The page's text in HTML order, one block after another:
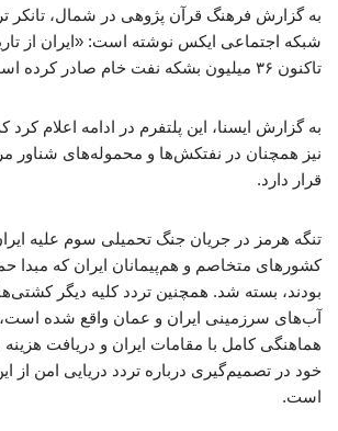
به گزارش فرهنگ قرآن پژوهی در شمال، تانکر
تاکنون ۳۶ میلیون بشکه نفت خام صادر کرده است.»
به گزارش ایسنا، این پلتفرم در ادامه اعلام کرد
نیز همچنان در نفتکش‌ها و محموله‌های شناور
قرار دارد.
تنگه هرمز در جریان جنگ تحمیلی سوم علیه
کشورهای متخاصم و هم‌پیمانان ایران که مبدا
بودند، بسته شد. همچنین تردد کلیه دیگر
آب‌های سرزمینی ایران و عمان واقع شده
هماهنگی کامل با مقامات ایران و دریافت
خود در تصمیم‌گیری درباره تردد دریایی امن از
است.